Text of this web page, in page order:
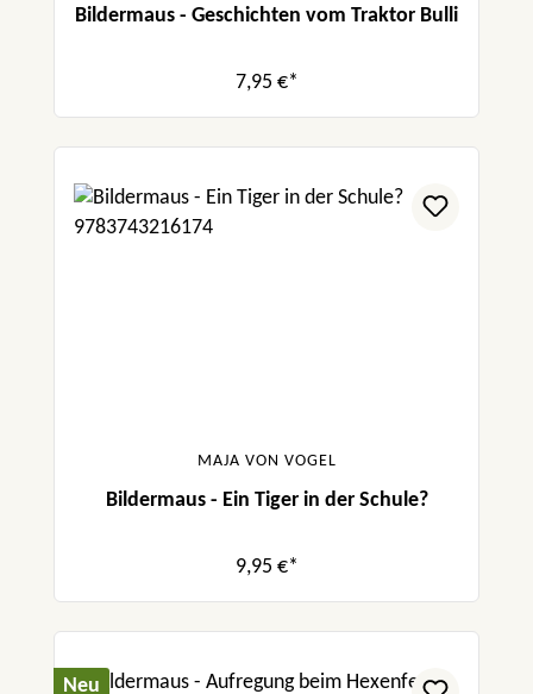
Bildermaus - Geschichten vom Traktor Bulli
7,95 €*
MAJA VON VOGEL
Bildermaus - Ein Tiger in der Schule?
9,95 €*
Neu